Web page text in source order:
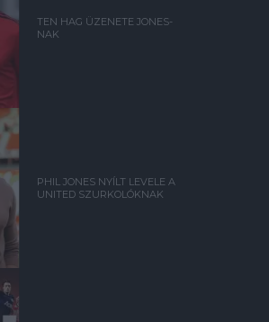
TEN HAG ÜZENETE JONES-
NAK
PHIL JONES NYÍLT LEVELE A
UNITED SZURKOLÓKNAK